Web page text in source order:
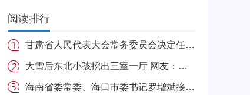
阅读排行
甘肃省人民代表大会常务委员会决定任免名单
大雪后东北小孩挖出三室一厅 网友：南方的娃很羡慕
海南省委常委、海口市委书记罗增斌接受中央纪委国家监委纪律审查和监察调查